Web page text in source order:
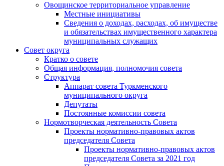
Овощинское территориальное управление
Местные инициативы
Сведения о доходах, расходах, об имуществе
и обязательствах имущественного характера
муниципальных служащих
Совет округа
Кратко о совете
Общая информация, полномочия совета
Структура
Аппарат совета Туркменского
муниципального округа
Депутаты
Постоянные комиссии совета
Нормотворческая деятельность Совета
Проекты нормативно-правовых актов
председателя Cовета
Проекты нормативно-правовых актов
председателя Cовета за 2021 год